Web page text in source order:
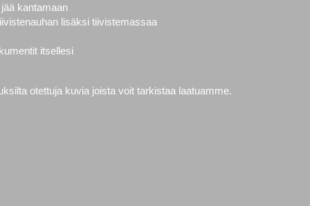
kantamaan
lisäksi tiivistemassaa
itsellesi
otettuja kuvia joista voit tarkistaa laatuamme.